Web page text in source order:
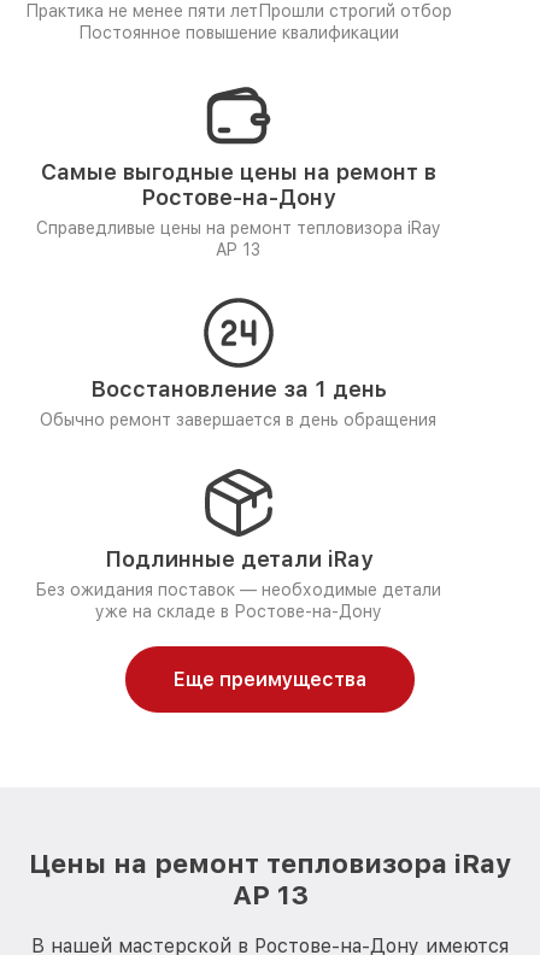
Практика не менее пяти лет Прошли строгий отбор
Постоянное повышение квалификации
Самые выгодные цены на ремонт в
Ростове-на-Дону
Справедливые цены на ремонт тепловизора iRay
AP 13
Восстановление за 1 день
Обычно ремонт завершается в день обращения
Подлинные детали iRay
Без ожидания поставок — необходимые детали
уже на складе в Ростове-на-Дону
Еще преимущества
Цены на ремонт тепловизора iRay
AP 13
В нашей мастерской в Ростове-на-Дону имеются